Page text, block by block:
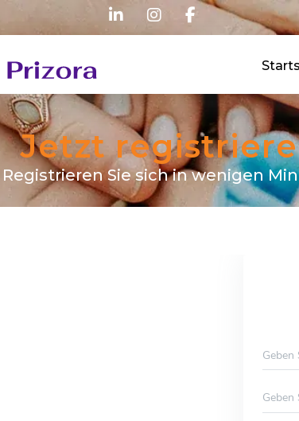
linkedininstagram
facebook
Jetzt
Registrieren Sie sich in wenigen